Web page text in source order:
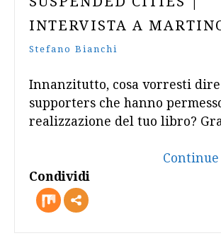
INTERVISTA A
Stefano Bianchi
Innanzitutto, cosa vorresti
supporters che hanno
realizzazione del tuo libro?
Condividi